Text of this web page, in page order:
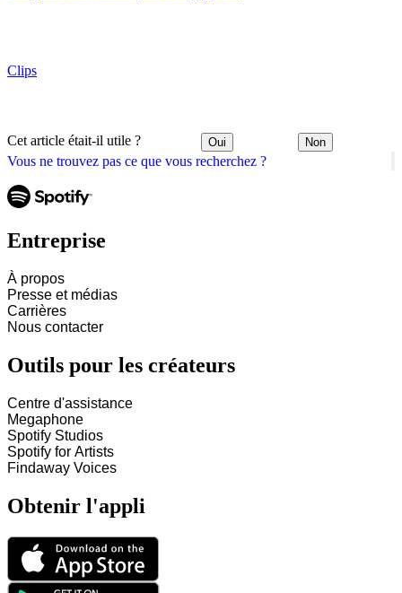
Vous ne trouvez pas ce que vous recherchez ?
Clips
Cet article était-il utile ? Oui Non
Entreprise
À propos
Presse et médias
Carrières
Nous contacter
Outils pour les créateurs
Centre d'assistance
Megaphone
Spotify Studios
Spotify for Artists
Findaway Voices
Obtenir l'appli